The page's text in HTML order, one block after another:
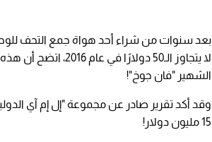
بعد سنوات من شراء أحد هواة جمع التحف
لا يتجاوز الـ50
الشهير "فان جوخ"!
وقد أكد تقرير صادر عن مجموعة "إل إم آي
15 مليون دولار!